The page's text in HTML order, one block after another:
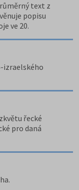
text z
popisu
ve 20.
izraelského
řecké
pro daná